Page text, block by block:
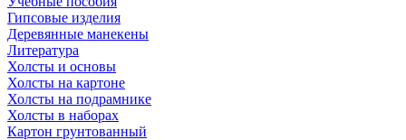
Гипсовые изделия
Деревянные манекены
Литература
Холсты и основы
Холсты на картоне
Холсты на подрамнике
Холсты в наборах
Картон грунтованный